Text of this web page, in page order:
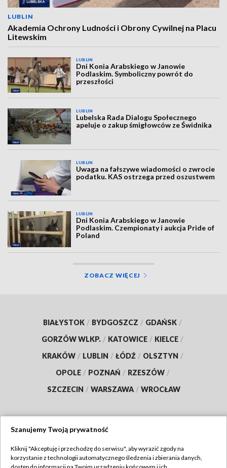
LUBLIN
Akademia Ochrony Ludności i Obrony Cywilnej na Placu
Litewskim
LUBLIN
Dni Konia Arabskiego w Janowie
Podlaskim. Symboliczny powrót do
przeszłości
LUBLIN
Lubelska Rada Dialogu Społecznego
apeluje o zakup śmigłowców ze Świdnika
LUBLIN
Uwaga na fałszywe wiadomości o zwrocie
podatku. KAS ostrzega przed oszustwem
LUBLIN
Dni Konia Arabskiego w Janowie
Podlaskim. Czempionaty i aukcja Pride of
Poland
ZOBACZ WIĘCEJ
BIAŁYSTOK / BYDGOSZCZ / GDAŃSK /
GORZÓW WLKP. / KATOWICE / KIELCE /
KRAKÓW / LUBLIN / ŁÓDŹ / OLSZTYN /
OPOLE / POZNAŃ / RZESZÓW /
SZCZECIN / WARSZAWA / WROCŁAW
TVP
Szanujemy Twoją prywatność
Kliknij "Akceptuję i przechodzę do serwisu", aby wyrazić zgody na
korzystanie z technologii automatycznego śledzenia i zbierania danych,